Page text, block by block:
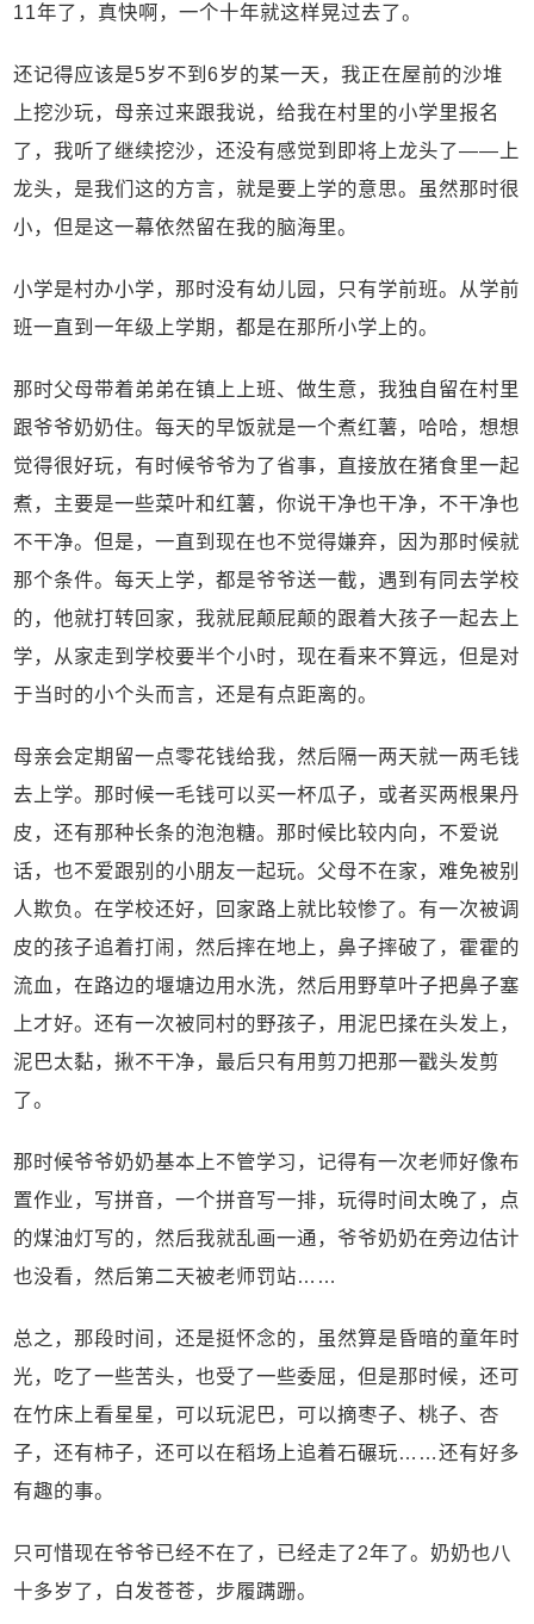
11年了，真快啊，一个十年就这样晃过去了。
还记得应该是5岁不到6岁的某一天，我正在屋前的沙堆
上挖沙玩，母亲过来跟我说，给我在村里的小学里报名
了，我听了继续挖沙，还没有感觉到即将上龙头了——上
龙头，是我们这的方言，就是要上学的意思。虽然那时很
小，但是这一幕依然留在我的脑海里。
小学是村办小学，那时没有幼儿园，只有学前班。从学前
班一直到一年级上学期，都是在那所小学上的。
那时父母带着弟弟在镇上上班、做生意，我独自留在村里
跟爷爷奶奶住。每天的早饭就是一个煮红薯，哈哈，想想
觉得很好玩，有时候爷爷为了省事，直接放在猪食里一起
煮，主要是一些菜叶和红薯，你说干净也干净，不干净也
不干净。但是，一直到现在也不觉得嫌弃，因为那时候就
那个条件。每天上学，都是爷爷送一截，遇到有同去学校
的，他就打转回家，我就屁颠屁颠的跟着大孩子一起去上
学，从家走到学校要半个小时，现在看来不算远，但是对
于当时的小个头而言，还是有点距离的。
母亲会定期留一点零花钱给我，然后隔一两天就一两毛钱
去上学。那时候一毛钱可以买一杯瓜子，或者买两根果丹
皮，还有那种长条的泡泡糖。那时候比较内向，不爱说
话，也不爱跟别的小朋友一起玩。父母不在家，难免被别
人欺负。在学校还好，回家路上就比较惨了。有一次被调
皮的孩子追着打闹，然后摔在地上，鼻子摔破了，霍霍的
流血，在路边的堰塘边用水洗，然后用野草叶子把鼻子塞
上才好。还有一次被同村的野孩子，用泥巴揉在头发上，
泥巴太黏，揪不干净，最后只有用剪刀把那一戳头发剪
了。
那时候爷爷奶奶基本上不管学习，记得有一次老师好像布
置作业，写拼音，一个拼音写一排，玩得时间太晚了，点
的煤油灯写的，然后我就乱画一通，爷爷奶奶在旁边估计
也没看，然后第二天被老师罚站……
总之，那段时间，还是挺怀念的，虽然算是昏暗的童年时
光，吃了一些苦头，也受了一些委屈，但是那时候，还可
在竹床上看星星，可以玩泥巴，可以摘枣子、桃子、杏
子，还有柿子，还可以在稻场上追着石碾玩……还有好多
有趣的事。
只可惜现在爷爷已经不在了，已经走了2年了。奶奶也八
十多岁了，白发苍苍，步履蹒跚。